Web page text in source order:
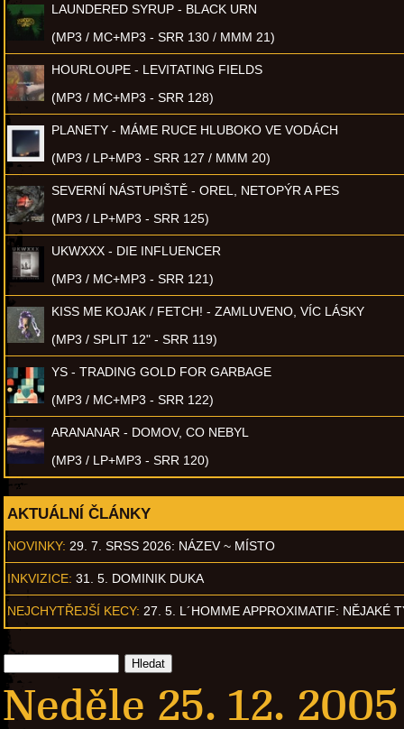
LAUNDERED SYRUP - BLACK URN
(MP3 / MC+MP3 - SRR 130 / MMM 21)
HOURLOUPE - LEVITATING FIELDS
(MP3 / MC+MP3 - SRR 128)
PLANETY - MÁME RUCE HLUBOKO VE VODÁCH
(MP3 / LP+MP3 - SRR 127 / MMM 20)
SEVERNÍ NÁSTUPIŠTĚ - OREL, NETOPÝR A PES
(MP3 / LP+MP3 - SRR 125)
UKWXXX - DIE INFLUENCER
(MP3 / MC+MP3 - SRR 121)
KISS ME KOJAK / FETCH! - ZAMLUVENO, VÍC LÁSKY
(MP3 / SPLIT 12" - SRR 119)
YS - TRADING GOLD FOR GARBAGE
(MP3 / MC+MP3 - SRR 122)
ARANANAR - DOMOV, CO NEBYL
(MP3 / LP+MP3 - SRR 120)
AKTUÁLNÍ ČLÁNKY
NOVINKY: 29. 7. SRSS 2026: NÁZEV ~ MÍSTO
INKVIZICE: 31. 5. DOMINIK DUKA
NEJCHYTŘEJŠÍ KECY: 27. 5. L´HOMME APPROXIMATIF: NĚJAKÉ
Neděle 25. 12.